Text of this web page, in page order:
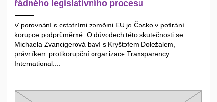
řádného legislativního procesu
V porovnání s ostatními zeměmi EU je Česko v potírání
korupce podprůměrné. O důvodech této skutečnosti se
Michaela Zvancigerová baví s Kryštofem Doležalem,
právníkem protikorupční organizace Transparency
International....